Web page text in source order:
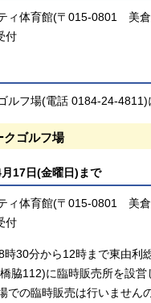
ィ体育館(〒015-0801 美
付
ルフ場(電話 0184-24-4811)
クゴルフ場
17日(金曜日)まで
ィ体育館(〒015-0801 美
付
時30分から12時まで東由利
脇112)に臨時販売所を設営
での臨時販売は行いません